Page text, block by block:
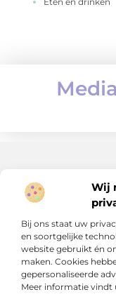
Wij
Bij ons staat uw
en soortgelijke
website gebruikt én
maken. Cookies
gepersonaliseerde
Meer informatie vindt
Media
Een vleugje
Onze